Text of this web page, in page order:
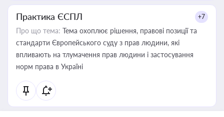
Практика ЄСПЛ +7
Про що тема: Тема охоплює рішення, правові позиції та
стандарти Європейського суду з прав людини, які
впливають на тлумачення прав людини і застосування
норм права в Україні